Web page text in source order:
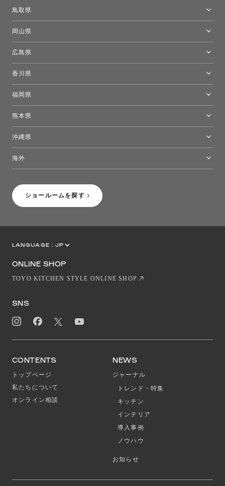
ショールームを探す
鳥取県
岡山県
広島県
香川県
福岡県
熊本県
沖縄県
海外
LANGUAGE : JP
ONLINE SHOP
TOYO KITCHEN STYLE ONLINE SHOP
SNS
CONTENTS
トップページ
私たちについて
オンライン相談
NEWS
ジャーナル
トレンド・特集
キッチン
インテリア
導入事例
ノウハウ
お知らせ